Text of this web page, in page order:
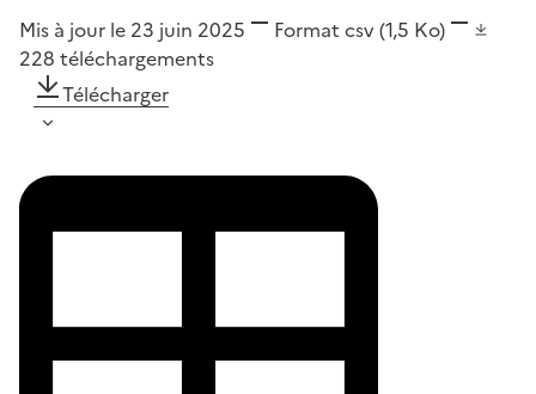
Mis à jour le 23 juin 2025 Format csv(1,5 Ko)
228 téléchargements
Télécharger